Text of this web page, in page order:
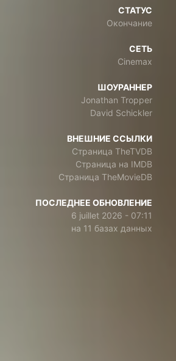
СТАТУС
Окончание
СЕТЬ
Cinemax
ШОУРАННЕР
Jonathan Tropper
David Schickler
ВНЕШНИЕ ССЫЛКИ
Страница TheTVDB
Страница на IMDB
Страница TheMovieDB
ПОСЛЕДНЕЕ ОБНОВЛЕНИЕ
6 juillet 2026 - 07:11
на 11 базах данных